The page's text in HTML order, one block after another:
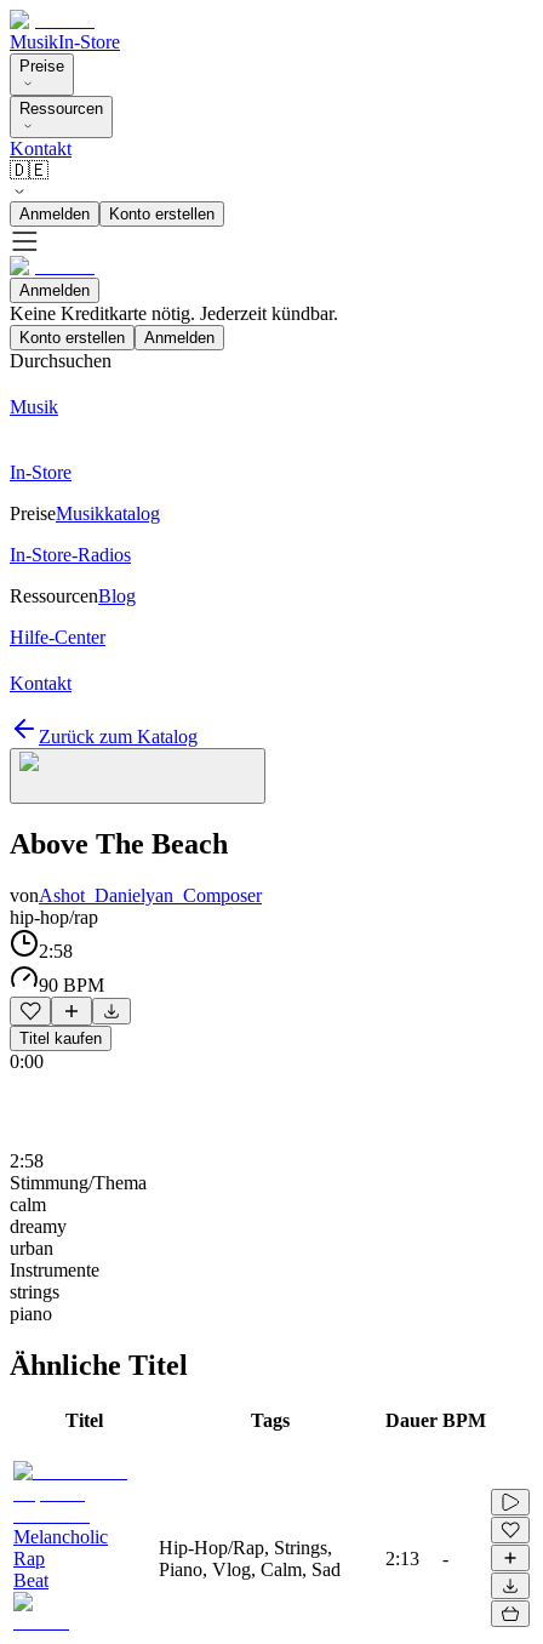
MusikIn-Store
Preise
Ressourcen
Kontakt
🇩🇪
Anmelden Konto erstellen
Anmelden
Keine Kreditkarte nötig. Jederzeit kündbar.
Konto erstellen Anmelden
Durchsuchen
Musik
In-Store
PreiseMusikkatalog
In-Store-Radios
RessourcenBlog
Hilfe-Center
Kontakt
Zurück zum Katalog
Above The Beach
vonAshot_Danielyan_Composer
hip-hop/rap
2:58
90 BPM
Titel kaufen
0:00
2:58
Stimmung/Thema
calm
dreamy
urban
Instrumente
strings
piano
Ähnliche Titel
Titel Tags Dauer BPM
Melancholic
Rap
Beat
Hip-Hop/Rap, Strings,
Piano, Vlog, Calm, Sad
2:13 -